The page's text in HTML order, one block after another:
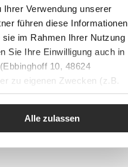
Verwendung unserer
führen diese Informationen
im Rahmen Ihrer Nutzung
Sie Ihre Einwilligung auch in
10, 48624
zu eigenen Zwecken (z.B.
Alle zulassen